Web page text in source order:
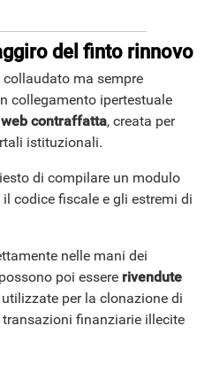
del finto rinnovo
ma sempre
collegamento ipertestuale
contraffatta, creata per
istituzionali.
di compilare un modulo
codice fiscale e gli estremi di
nelle mani dei
poi essere rivendute
utilizzate per la clonazione di
finanziarie illecite